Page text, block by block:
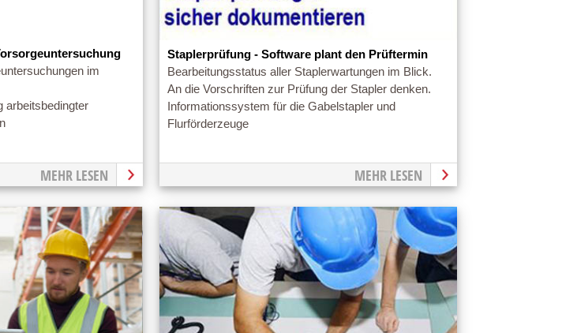
im
arbeitsbedingter
MEHR LESEN
Staplerprüfung - Software plant den Prüftermin
Bearbeitungsstatus aller Staplerwartungen im Blick.
An die Vorschriften zur Prüfung der Stapler denken.
Informationssystem für die Gabelstapler und
Flurförderzeuge
MEHR LESEN